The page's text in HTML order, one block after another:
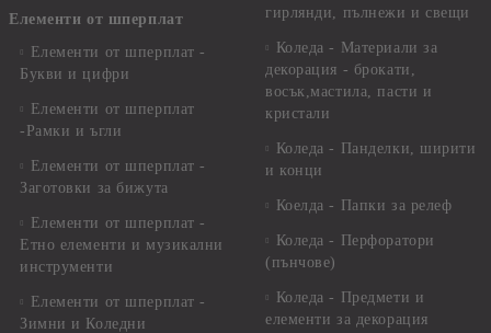
Елементи от шперплат
Елементи от шперплат -
Букви и цифри
Елементи от шперплат
-Рамки и ъгли
Елементи от шперплат -
Заготовки за бижута
Елементи от шперплат -
Етно елементи и музикални
инструменти
Елементи от шперплат -
Зимни и Коледни
гирлянди, пълнежи и свещи
Коледа - Материали за
декорация - брокати,
восък,мастила, пасти и
кристали
Коледа - Панделки, ширити
и конци
Коелда - Папки за релеф
Коледа - Перфоратори
(пънчове)
Коледа - Предмети и
елементи за декорация